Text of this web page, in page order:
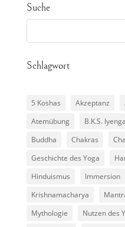
Suche
Schlagwort
5 Koshas Akzeptanz
Atemübung
B.K.S.
Buddha
Chakras
Geschichte des Yoga
Hinduismus
Immersion
Krishnamacharya
Mythologie
Nutzen des